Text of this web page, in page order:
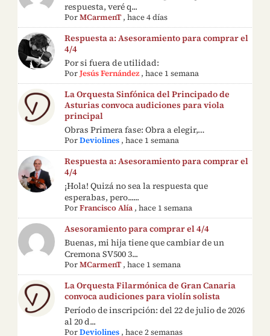
respuesta, veré q...
PorMCarmenT,hace 4 días
Respuesta a: Asesoramiento para comprar el
4/4
Por si fuera de utilidad:
PorJesús Fernández ,hace 1 semana
La Orquesta Sinfónica del Principado de
Asturias convoca audiciones para viola
principal
Obras Primera fase: Obra a elegir,…
PorDeviolines ,hace 1 semana
Respuesta a: Asesoramiento para comprar el
4/4
¡Hola! Quizá no sea la respuesta que
esperabas, pero......
PorFrancisco Alía ,hace 1 semana
Asesoramiento para comprar el 4/4
Buenas, mi hija tiene que cambiar de un
Cremona SV500 3...
PorMCarmenT,hace 1 semana
La Orquesta Filarmónica de Gran Canaria
convoca audiciones para violín solista
Período de inscripción: del 22 de julio de 2026
al 20 d...
PorDeviolines ,hace 2 semanas